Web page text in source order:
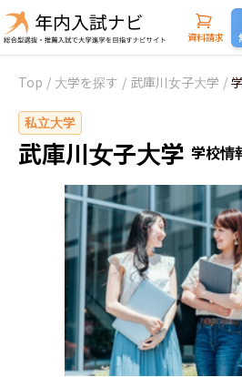
資料請求
Top / 大学を探す / 武庫川女子大学 /
私立大学
武庫川女子大学 学校情